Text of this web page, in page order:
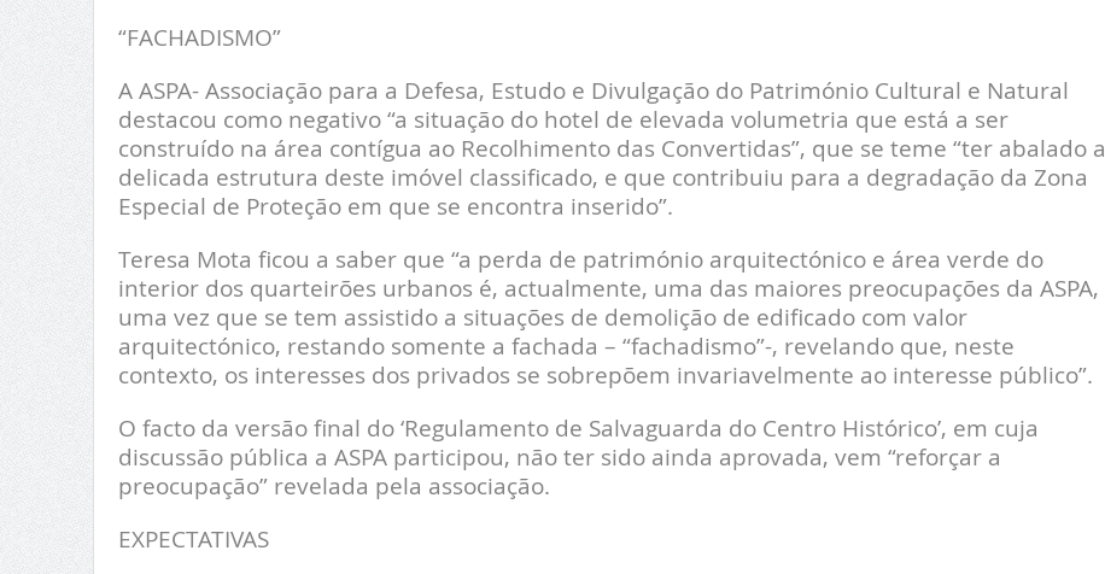
“FACHADISMO”
A ASPA- Associação para a Defesa, Estudo e Divulgação do Património Cultural e Natural
destacou como negativo “a situação do hotel de elevada volumetria que está a ser
construído na área contígua ao Recolhimento das Convertidas”, que se teme “ter abalado a
delicada estrutura deste imóvel classificado, e que contribuiu para a degradação da Zona
Especial de Proteção em que se encontra inserido”.
Teresa Mota ficou a saber que “a perda de património arquitectónico e área verde do
interior dos quarteirões urbanos é, actualmente, uma das maiores preocupações da ASPA,
uma vez que se tem assistido a situações de demolição de edificado com valor
arquitectónico, restando somente a fachada – “fachadismo”-, revelando que, neste
contexto, os interesses dos privados se sobrepõem invariavelmente ao interesse público”.
O facto da versão final do ‘Regulamento de Salvaguarda do Centro Histórico’, em cuja
discussão pública a ASPA participou, não ter sido ainda aprovada, vem “reforçar a
preocupação” revelada pela associação.
EXPECTATIVAS